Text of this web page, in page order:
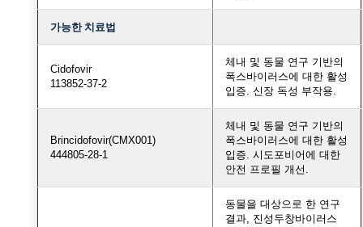
가능한 치료법
Cidofovir
113852-37-2
체내 및 동물 연구 기반의
폭스바이러스에 대한 활성
입증. 신장 독성 부작용.
Brincidofovir(CMX001)
444805-28-1
체내 및 동물 연구 기반의
폭스바이러스에 대한 활성
입증. 시도포비어에 대한
안전 프로필 개선.
동물을 대상으로 한 연구
결과, 진성두창바이러스